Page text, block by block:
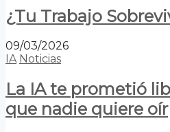
¿Tu Trabajo
09/03/2026
IA Noticias
La IA te prometió
que nadie quiere oír